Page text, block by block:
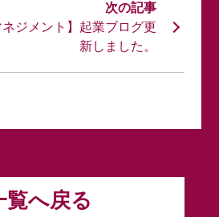
ネジメント】起業ブログ更
新しました。
覧へ戻る